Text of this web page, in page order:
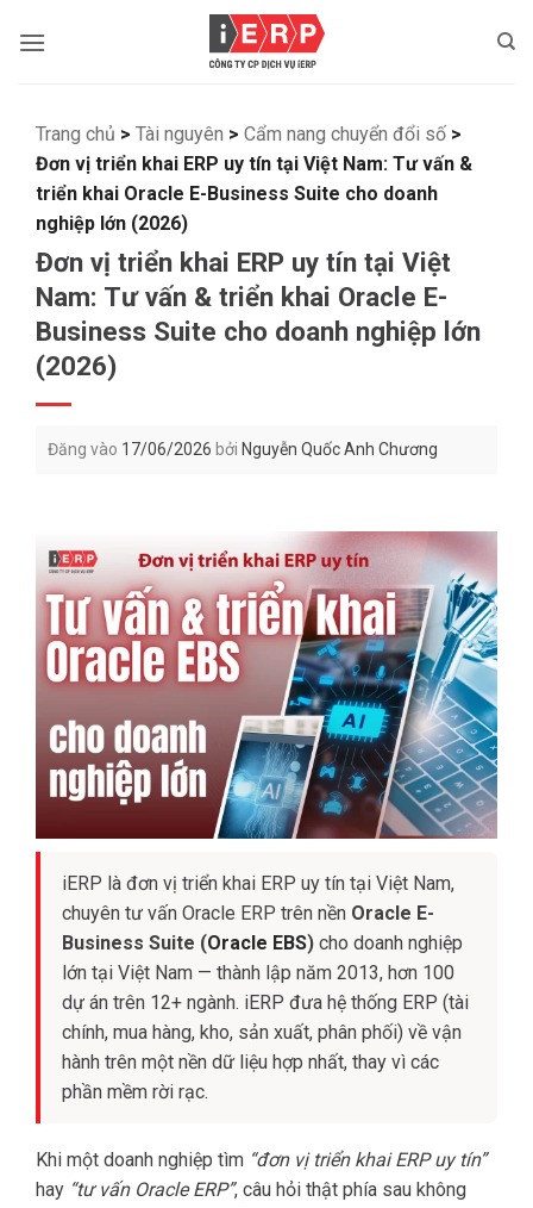
qua
Trang chủ > Tài nguyên > Cẩm nang chuyển đổi số >
Đơn vị triển khai ERP uy tín tại Việt Nam: Tư vấn &
triển khai Oracle E-Business Suite cho doanh
nghiệp lớn (2026)
Đơn vị triển khai ERP uy tín tại Việt
Nam: Tư vấn & triển khai Oracle E-
Business Suite cho doanh nghiệp lớn
(2026)
Đăng vào 17/06/2026 bởi Nguyễn Quốc Anh Chương
iERP là đơn vị triển khai ERP uy tín tại Việt Nam,
chuyên tư vấn Oracle ERP trên nền Oracle E-
Business Suite (Oracle EBS) cho doanh nghiệp
lớn tại Việt Nam — thành lập năm 2013, hơn 100
dự án trên 12+ ngành. iERP đưa hệ thống ERP (tài
chính, mua hàng, kho, sản xuất, phân phối) về vận
hành trên một nền dữ liệu hợp nhất, thay vì các
phần mềm rời rạc.
Khi một doanh nghiệp tìm “đơn vị triển khai ERP uy tín”
hay “tư vấn Oracle ERP”, câu hỏi thật phía sau không